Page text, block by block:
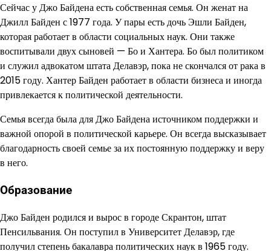
Сейчас у Джо Байдена есть собственная семья. Он женат на
Джилл Байден с 1977 года. У пары есть дочь Эшли Байден,
которая работает в области социальных наук. Они также
воспитывали двух сыновей — Бо и Хантера. Бо был политиком
и служил адвокатом штата Делавэр, пока не скончался от рака в
2015 году. Хантер Байден работает в области бизнеса и иногда
привлекается к политической деятельности.
Семья всегда была для Джо Байдена источником поддержки и
важной опорой в политической карьере. Он всегда высказывает
благодарность своей семье за их постоянную поддержку и веру
в него.
Образование
Джо Байден родился и вырос в городе Скрантон, штат
Пенсильвания. Он поступил в Университет Делавэр, где
получил степень бакалавра политических наук в 1965 году.